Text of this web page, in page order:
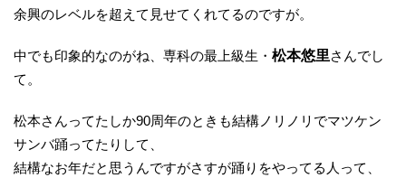
余興のレベルを超えて見せてくれてるのですが。
中でも印象的なのがね、専科の最上級生・ 松本悠里さんでし
て。
松本さんってたしか90周年のときも結構ノリノリでマツケン
サンバ踊ってたりして、
結構なお年だと思うんですがさすが踊りをやってる人って、